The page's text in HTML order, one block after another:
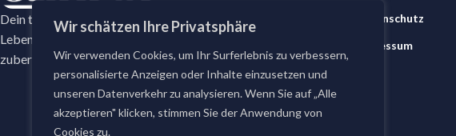
Wir schätzen Ihre Privatsphäre
Wir verwenden Cookies, um Ihr Surferlebnis zu verbessern,
personalisierte Anzeigen oder Inhalte einzusetzen und
unseren Datenverkehr zu analysieren. Wenn Sie auf „Alle
akzeptieren" klicken, stimmen Sie der Anwendung von
Cookies zu.
Dein tägliches Frische-Versprechen mit erstklassige
Lebensmittel. Bei eatirol bestellst du täglich frisch
zubereitete Gerichte und erstklassige Lebensmittel.
Datenschutz
Impressum